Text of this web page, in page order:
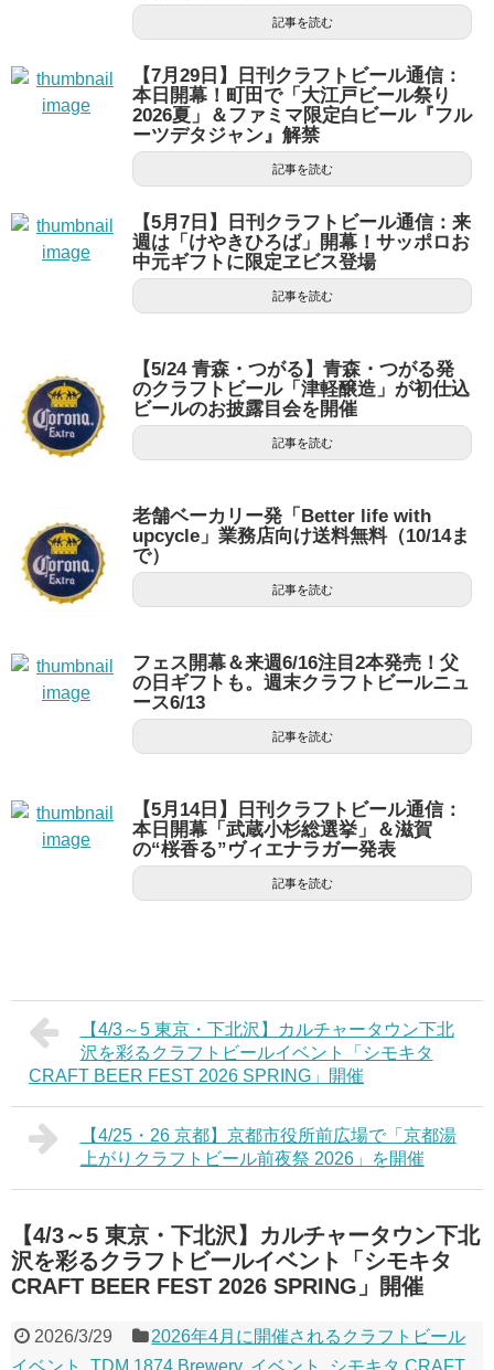
記事を読む
【7月29日】日刊クラフトビール通信：
本日開幕！町田で「大江戸ビール祭り
2026夏」＆ファミマ限定白ビール『フル
ーツデタジャン』解禁
記事を読む
【5月7日】日刊クラフトビール通信：来
週は「けやきひろば」開幕！サッポロお
中元ギフトに限定ヱビス登場
記事を読む
【5/24 青森・つがる】青森・つがる発
のクラフトビール「津軽醸造」が初仕込
ビールのお披露目会を開催
記事を読む
老舗ベーカリー発「Better life with
upcycle」業務店向け送料無料（10/14ま
で）
記事を読む
フェス開幕＆来週6/16注目2本発売！父
の日ギフトも。週末クラフトビールニュ
ース6/13
記事を読む
【5月14日】日刊クラフトビール通信：
本日開幕「武蔵小杉総選挙」＆滋賀
の“桜香る”ヴィエナラガー発表
記事を読む
【4/3～5 東京・下北沢】カルチャータウン下北
沢を彩るクラフトビールイベント「シモキタ
CRAFT BEER FEST 2026 SPRING」開催
【4/25・26 京都】京都市役所前広場で「京都湯
上がりクラフトビール前夜祭 2026」を開催
【4/3～5 東京・下北沢】カルチャータウン下北
沢を彩るクラフトビールイベント「シモキタ
CRAFT BEER FEST 2026 SPRING」開催
2026/3/29
2026年4月に開催されるクラフトビール
イベント
TDM 1874 Brewery, イベント シモキタ CRAFT